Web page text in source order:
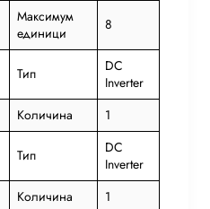
Максимум
единици
8
Тип
DC
Inverter
Количина
1
Тип
DC
Inverter
Количина
1